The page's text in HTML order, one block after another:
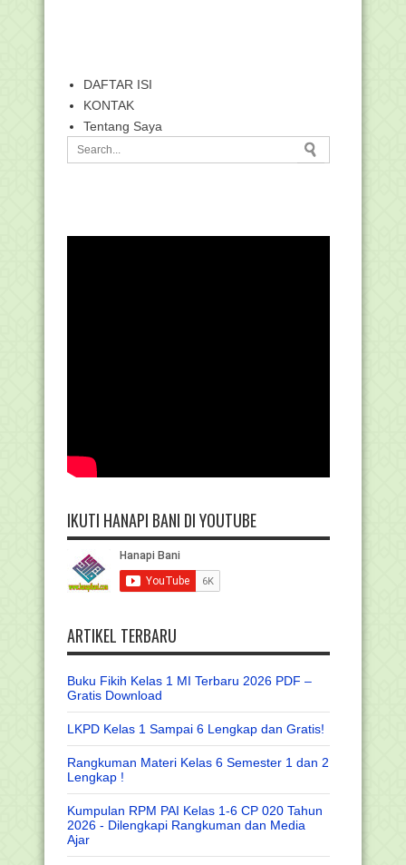
DAFTAR ISI
KONTAK
Tentang Saya
IKUTI HANAPI BANI DI YOUTUBE
ARTIKEL TERBARU
Buku Fikih Kelas 1 MI Terbaru 2026 PDF –
Gratis Download
LKPD Kelas 1 Sampai 6 Lengkap dan Gratis!
Rangkuman Materi Kelas 6 Semester 1 dan 2
Lengkap !
Kumpulan RPM PAI Kelas 1-6 CP 020 Tahun
2026 - Dilengkapi Rangkuman dan Media
Ajar